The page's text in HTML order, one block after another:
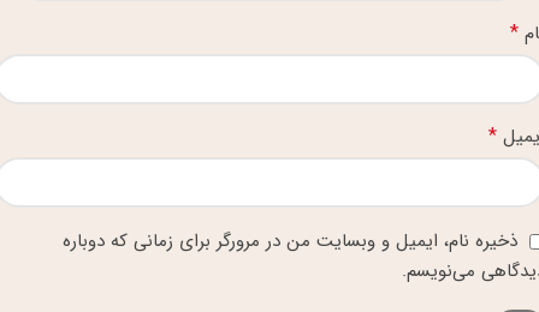
*
*
ذخیره نام، ایمیل و وبسایت من در مرورگر برای زمانی که دوباره
می‌نویسم.